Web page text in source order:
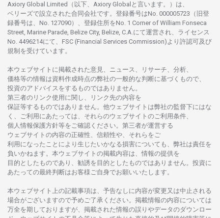
Axiory Global Limited（以下、Axiory Globalと言います。）は、
ベリーズで設立さ れた合同会社です。 登録番号はNo. 000005723（旧登
録番号は、No. 127090）、 登録住所をNo. 1 Corner of William Fonseca
Street, Marine Parade, Belize City, Belize, C.A.にて運営さ れ、 ライセンス
No. 4496214にて、FSC (Financial Services Commission)より 許認可及び
規制を受けています。
本ウェブサイトに掲載さ れた意見、ニュース、リサーチ、分析、
価格等の情報は資料作成時点の弊社の一般的な判断に基づくもので、
投資のアドバイスをするものではありません。
第三者の リンク使用に関し、 リンク先の内容を
保証等するものではありません。 他ウェブサイトは弊社の監督下にはな
く、 ご利用にあたっては、 それらのウェブサイトのご利用条件、
個人情報保護方針等をご確認ください。 第三者が運営する
ウェブサイトの内容の正確性、信頼性や、それらをご
利用になったことにより 生じたいかなる損害についても、 弊社は責任を
負いかねます。 本ウェブサイトの掲載内容は、 情報の提供を
目的としたものであり、 勧誘を 目的としたものではありません。 投資に
あたっての最終判断はお客様ご自身でお願いいたします。
本ウェブサイト 上の記載事項は、 予告なしに内容が変更又は中止さ れる
場合がございますので予めご了承ください。 掲載情報の内容については
万全を期しておりますが、 掲載さ れた情報の誤りやデータのダウンロー